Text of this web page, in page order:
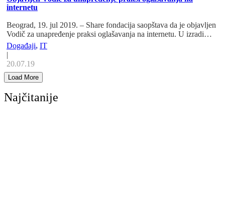
internetu
Beograd, 19. jul 2019. – Share fondacija saopštava da je objavljen
Vodič za unapređenje praksi oglašavanja na internetu. U izradi…
Događaji, IT
20.07.19
Load More
Najčitanije